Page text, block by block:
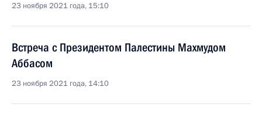
23 ноября 2021 года, 15:10
Встреча с Президентом Палестины Махмудом
Аббасом
23 ноября 2021 года, 14:10